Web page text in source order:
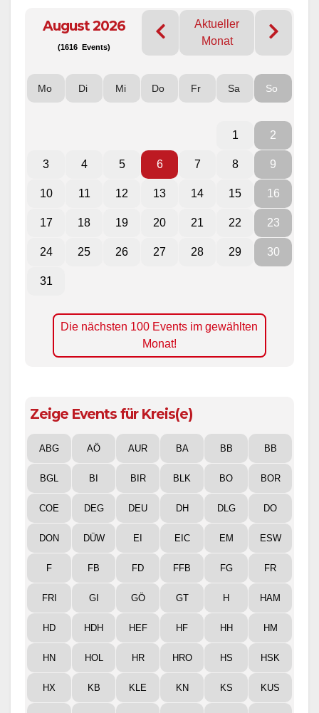
August 2026
(1616 Events)
Aktueller
Monat
Mo Di Mi Do Fr Sa So
1 2
3 4 5 6 7 8 9
10 11 12 13 14 15 16
17 18 19 20 21 22 23
24 25 26 27 28 29 30
31
Die nächsten 100 Events im gewählten
Monat!
Zeige Events für Kreis(e)
ABG AÖ AUR BA BB BB
BGL BI BIR BLK BO BOR
COE DEG DEU DH DLG DO
DON DÜW EI EIC EM ESW
F FB FD FFB FG FR
FRI GI GÖ GT H HAM
HD HDH HEF HF HH HM
HN HOL HR HRO HS HSK
HX KB KLE KN KS KUS